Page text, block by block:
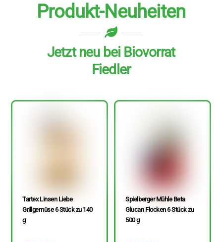
Produkt-Neuheiten
Jetzt neu bei Biovorrat
Fiedler
Tartex Linsen Liebe
Grillgemüse 6 Stück zu 140
g
Spielberger Mühle Beta
Glucan Flocken 6 Stück zu
500 g